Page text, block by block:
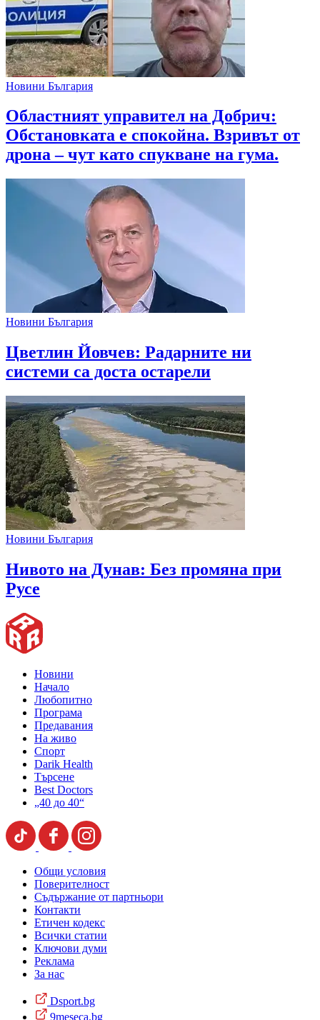
Новини България
Областният управител на Добрич:
Обстановката е спокойна. Взривът от
дрона – чут като спукване на гума.
Новини България
Цветлин Йовчев: Радарните ни
системи са доста остарели
Новини България
Нивото на Дунав: Без промяна при
Русе
Новини
Начало
Любопитно
Програма
Предавания
На живо
Спорт
Darik Health
Търсене
Best Doctors
„40 до 40“
Общи условия
Поверителност
Съдържание от партньори
Контакти
Етичен кодекс
Всички статии
Ключови думи
Реклама
За нас
Dsport.bg
9meseca.bg